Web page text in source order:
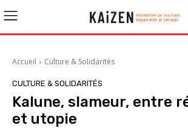
Accueil Culture & Solidarités
CULTURE & SOLIDARITÉS
Kalune, slameur, entre
et utopie